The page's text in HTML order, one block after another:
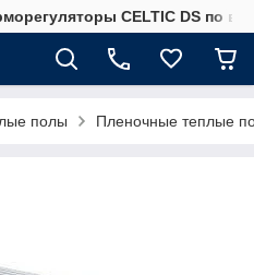
CELTIC DS по
полы Пленочные теплые